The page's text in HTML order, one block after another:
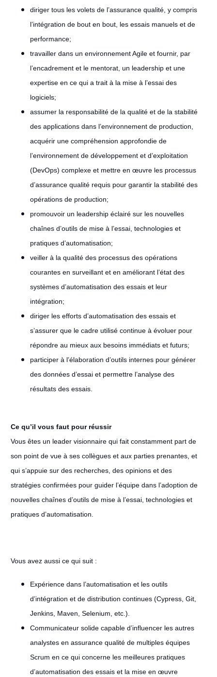
diriger tous les volets de l’assurance qualité, y compris
l’intégration de bout en bout, les essais manuels et de
performance;
travailler dans un environnement Agile et fournir, par
l’encadrement et le mentorat, un leadership et une
expertise en ce qui a trait à la mise à l’essai des
logiciels;
assumer la responsabilité de la qualité et de la stabilité
des applications dans l’environnement de production,
acquérir une compréhension approfondie de
l’environnement de développement et d’exploitation
(DevOps) complexe et mettre en œuvre les processus
d’assurance qualité requis pour garantir la stabilité des
opérations de production;
promouvoir un leadership éclairé sur les nouvelles
chaînes d’outils de mise à l’essai, technologies et
pratiques d’automatisation;
veiller à la qualité des processus des opérations
courantes en surveillant et en améliorant l’état des
systèmes d’automatisation des essais et leur
intégration;
diriger les efforts d’automatisation des essais et
s’assurer que le cadre utilisé continue à évoluer pour
répondre au mieux aux besoins immédiats et futurs;
participer à l’élaboration d’outils internes pour générer
des données d’essai et permettre l’analyse des
résultats des essais.
Ce qu’il vous faut pour réussir
Vous êtes un leader visionnaire qui fait constamment part de
son point de vue à ses collègues et aux parties prenantes, et
qui s’appuie sur des recherches, des opinions et des
stratégies confirmées pour guider l’équipe dans l’adoption de
nouvelles chaînes d’outils de mise à l’essai, technologies et
pratiques d’automatisation.
Vous avez aussi ce qui suit :
Expérience dans l’automatisation et les outils
d’intégration et de distribution continues (Cypress, Git,
Jenkins, Maven, Selenium, etc.).
Communicateur solide capable d’influencer les autres
analystes en assurance qualité de multiples équipes
Scrum en ce qui concerne les meilleures pratiques
d’automatisation des essais et la mise en œuvre